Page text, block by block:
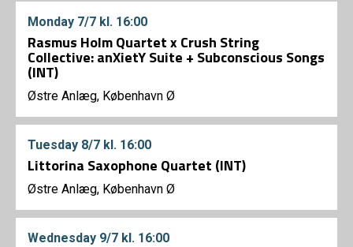
Monday 7/7 kl. 16:00
Rasmus Holm Quartet x Crush String
Collective: anXietY Suite + Subconscious Songs
(INT)
Østre Anlæg, København Ø
Tuesday 8/7 kl. 16:00
Littorina Saxophone Quartet (INT)
Østre Anlæg, København Ø
Wednesday 9/7 kl. 16:00